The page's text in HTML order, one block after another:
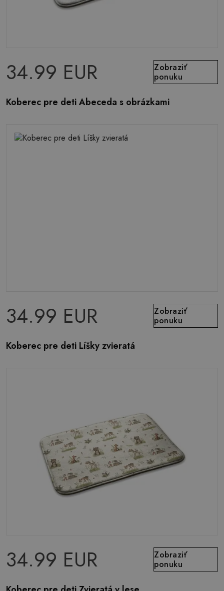
34.99 EUR
Zobraziť
ponuku
Koberec pre deti Abeceda s obrázkami
34.99 EUR
Zobraziť
ponuku
Koberec pre deti Líšky zvieratá
34.99 EUR
Zobraziť
ponuku